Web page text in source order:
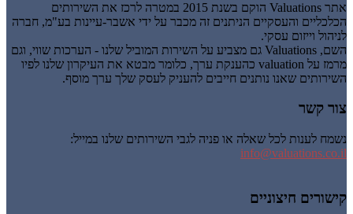
אתר Valuations הוקם בשנת 2015 במטרה לרכז את השירותים
הכלכליים והעסקיים הניתנים זה מכבר על ידי אשבר-עיינות בע"מ, חברה
לניהול וייזום עסקי.
השם, Valuations גם מצביע על השירות המוביל שלנו - הערכות שווי, וגם
מרמז על valuation כהענקת ערך, כלומר מבטא את העיקרון שלנו לפיו
השירותים שאנו נותנים חייבים להעניק לעסק שלך ערך מוסף.
צור קשר
נשמח לענות לכל שאלה או פניה לגבי השירותים שלנו במייל:
info@valuations.co.il
קישורים חיצוניים